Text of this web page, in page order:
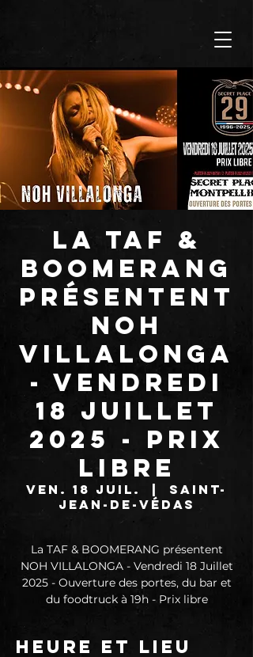
La TAF &
BOOMERANG
présentent
NOH
VILLALONGA
- Vendredi
18 Juillet
2025 - Prix
libre
ven. 18 juil.
Saint-
Jean-de-Védas
La TAF & BOOMERANG présentent
NOH VILLALONGA - Vendredi 18 Juillet
2025 - Ouverture des portes, du bar et
du foodtruck à 19h - Prix libre
Heure et lieu